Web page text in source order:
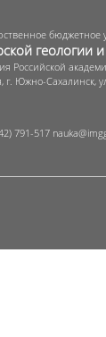
бюджетное
геологии
Российской
г. Южно-Сахалинск,
791-517